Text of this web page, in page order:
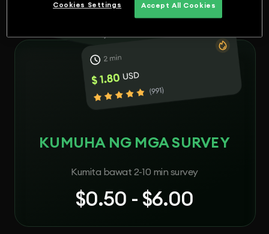
KUMUHA NG MGA SURVEY
Kumita bawat 2-10 min survey
$0.50 - $6.00
Accept All Cookies
Cookies Settings